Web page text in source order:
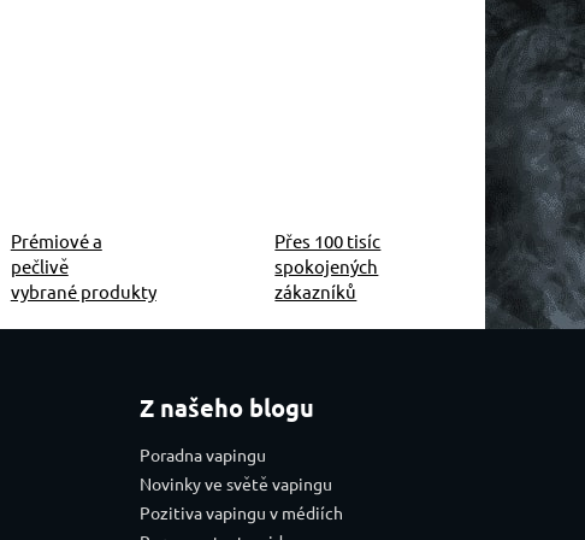
Prémiové a
pečlivě
vybrané produkty
Přes 100 tisíc
spokojených
zákazníků
Z našeho blogu
Poradna vapingu
Novinky ve světě vapingu
Pozitiva vapingu v médiích